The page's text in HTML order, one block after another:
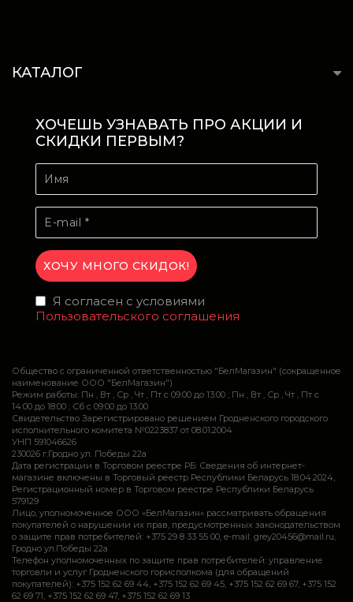
КАТАЛОГ
ХОЧЕШЬ УЗНАВАТЬ ПРО АКЦИИ И
СКИДКИ ПЕРВЫМ?
Я согласен с условиями
Пользовательского соглашения
Общество с ограниченной ответственностью "БелМагазин" (сокращенное
наименование ООО "БелМагазин")
Режим работы: Пн , Вт , Ср , Чт , Пт c 09:00 до 13:00 ; Пн , Вт , Ср , Чт , Пт c
14:00 до 18:00 ; Сб c 09:00 до 13:00
Свидетельство Зарегистрировано решением Гродненского городского
исполнительного комитета №0223837 от 08.01.2004
УНП 591046626
230026 г.Гродно ул. Победы 22а
Дата регистрации в Торговом реестре РБ: Сведения об интернет-
магазине включены в Торговый реестр Республики Беларусь 18.04.2024,
Регистрационный номер в Торговом реестре Республики Беларусь
579129
Лицо, уполномоченное ООО «БелМагазин» рассматривать обращения
покупателей о нарушении их прав, предусмотренных законодательством
о защите прав потребителей: +375 29 8 33 55 00, e-mail: grey20456@mail.ru,
Гродно ул.Победы 22а
Телефон уполномоченных по защите прав потребителей: управление
торговли и услуг Гродненского горисполкома (для обращений
покупателей): +375 152 62 69 44, +375 152 62 69 45, +375 152 62 69 67, +375 152
62 69 71, +375 152 62 69 47, +375 152 62 69 13